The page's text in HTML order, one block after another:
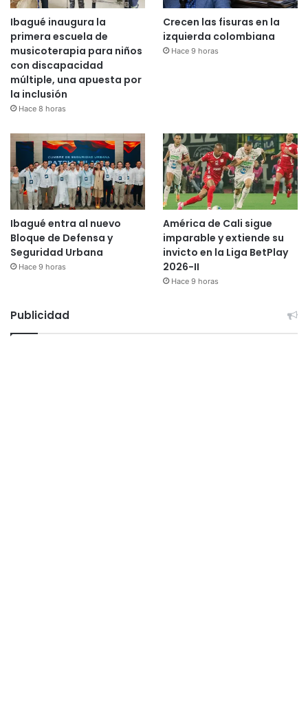
Ibagué inaugura la
primera escuela de
musicoterapia para niños
con discapacidad
múltiple, una apuesta por
la inclusión
Hace 8 horas
Crecen las fisuras en la
izquierda colombiana
Hace 9 horas
Ibagué entra al nuevo
Bloque de Defensa y
Seguridad Urbana
Hace 9 horas
América de Cali sigue
imparable y extiende su
invicto en la Liga BetPlay
2026-II
Hace 9 horas
Publicidad